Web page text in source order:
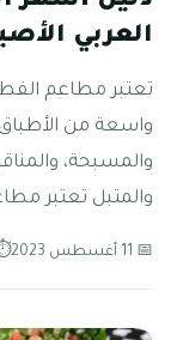
العربي
تعتبر مطاعم
واسعة من الأطباق
والمسبحة،
والمتبل تعتبر
📅 11 أغسطس 2023 ⏱ 7